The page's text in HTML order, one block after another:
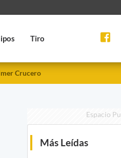
Tiro
Crucero
Espacio
Más Leídas